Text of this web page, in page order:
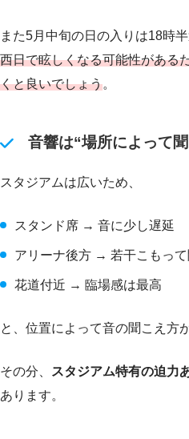
また5月中旬の日の入りは18時半
西日で眩しくなる可能性がある
くと良いでしょう。
音響は“場所によって
スタジアムは広いため、
スタンド席 → 音に少し遅延
アリーナ後方 → 若干こもっ
花道付近 → 臨場感は最高
と、位置によって音の聞こえ方
その分、 スタジアム特有の迫力
あります。